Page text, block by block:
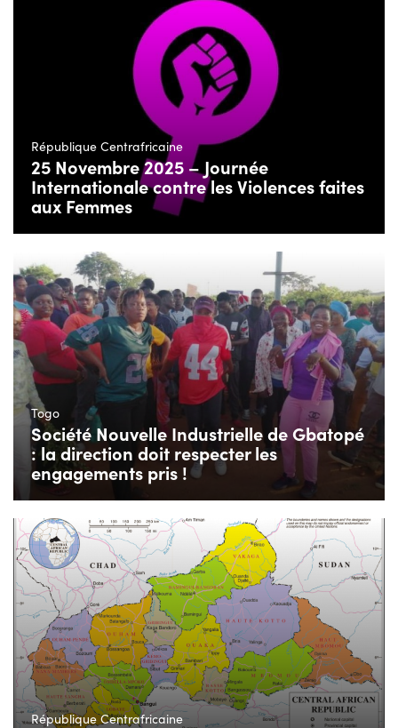
République Centrafricaine
25 Novembre 2025 – Journée
Internationale contre les Violences faites
aux Femmes
Togo
Société Nouvelle Industrielle de Gbatopé
: la direction doit respecter les
engagements pris !
République Centrafricaine